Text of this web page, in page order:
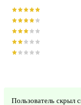
Пользователь скрыл